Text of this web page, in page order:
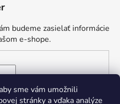
sme vám umožnili
stránky a vďaka analýze
budeme zasielať informácie
e-shope.
s
podmienkami ochrany